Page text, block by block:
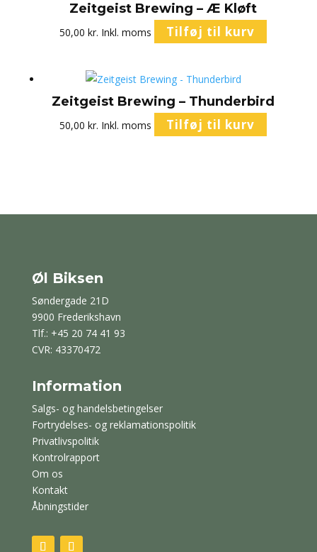
Zeitgeist Brewing – Æ Kløft
50,00kr. Inkl. moms Tilføj til kurv
Zeitgeist Brewing – Thunderbird
50,00kr. Inkl. moms Tilføj til kurv
Øl Biksen
Søndergade 21D
9900 Frederikshavn
Tlf.: +45 20 74 41 93
CVR: 43370472
Information
Salgs- og handelsbetingelser
Fortrydelses- og reklamationspolitik
Privatlivspolitik
Kontrolrapport
Om os
Kontakt
Åbningstider